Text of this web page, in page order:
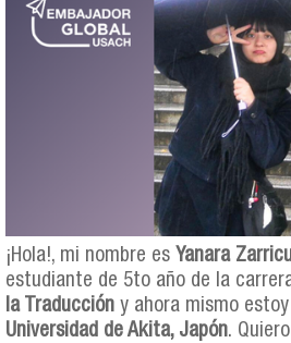
¡Hola!, mi nombre es Yanara
estudiante de 5to año de la
la Traducción y ahora mismo
Universidad de Akita, Japón.